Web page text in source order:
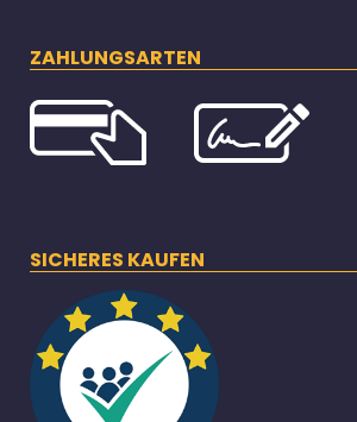
ZAHLUNGSARTEN
SICHERES KAUFEN